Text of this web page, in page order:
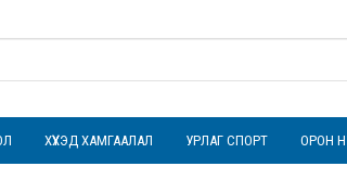
ХҮҮХЭД ХАМГААЛАЛ УРЛАГ СПОРТ ОРОН